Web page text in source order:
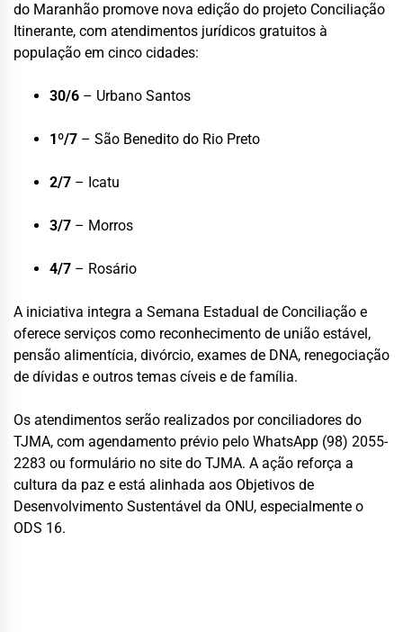
do Maranhão promove nova edição do projeto Conciliação
Itinerante, com atendimentos jurídicos gratuitos à
população em cinco cidades:
30/6 – Urbano Santos
1º/7 – São Benedito do Rio Preto
2/7 – Icatu
3/7 – Morros
4/7 – Rosário
A iniciativa integra a Semana Estadual de Conciliação e
oferece serviços como reconhecimento de união estável,
pensão alimentícia, divórcio, exames de DNA, renegociação
de dívidas e outros temas cíveis e de família.
Os atendimentos serão realizados por conciliadores do
TJMA, com agendamento prévio pelo WhatsApp (98) 2055-
2283 ou formulário no site do TJMA. A ação reforça a
cultura da paz e está alinhada aos Objetivos de
Desenvolvimento Sustentável da ONU, especialmente o
ODS 16.